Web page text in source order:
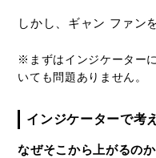
しかし、ギャン ファン
※まずはインジケーター
いても問題ありません。
インジケーターで考
なぜそこから上がるの